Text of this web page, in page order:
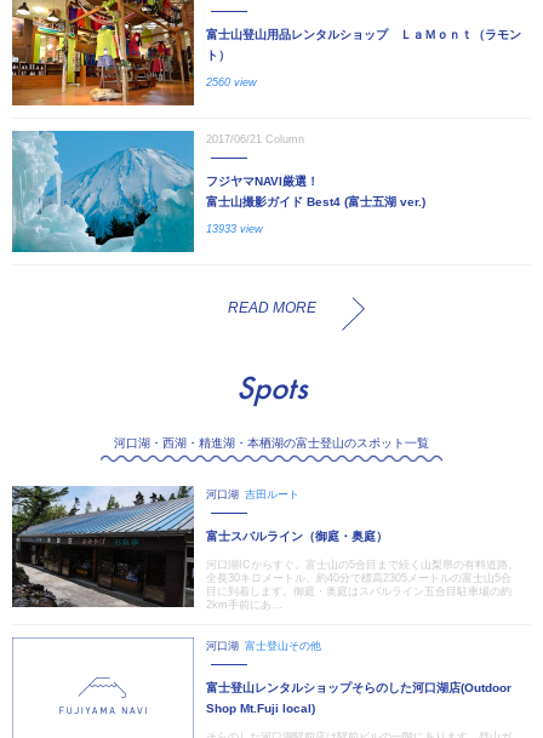
富士山登山用品レンタルショップ ＬａＭｏｎｔ（ラモン
ト）
2560 view
2017/06/21 Column
フジヤマNAVI厳選！
富士山撮影ガイド Best4 (富士五湖 ver.)
13933 view
READ MORE
Spots
河口湖・西湖・精進湖・本栖湖の富士登山のスポット一覧
河口湖 吉田ルート
富士スバルライン（御庭・奥庭）
河口湖ICからすぐ。富士山の5合目まで続く山梨県の有料道路。
全長30キロメートル、約40分で標高2305メートルの富士山5合
目に到着します。御庭・奥庭はスバルライン五合目駐車場の約
2km手前にあ...
河口湖 富士登山その他
富士登山レンタルショップそらのした河口湖店(Outdoor
Shop Mt.Fuji local)